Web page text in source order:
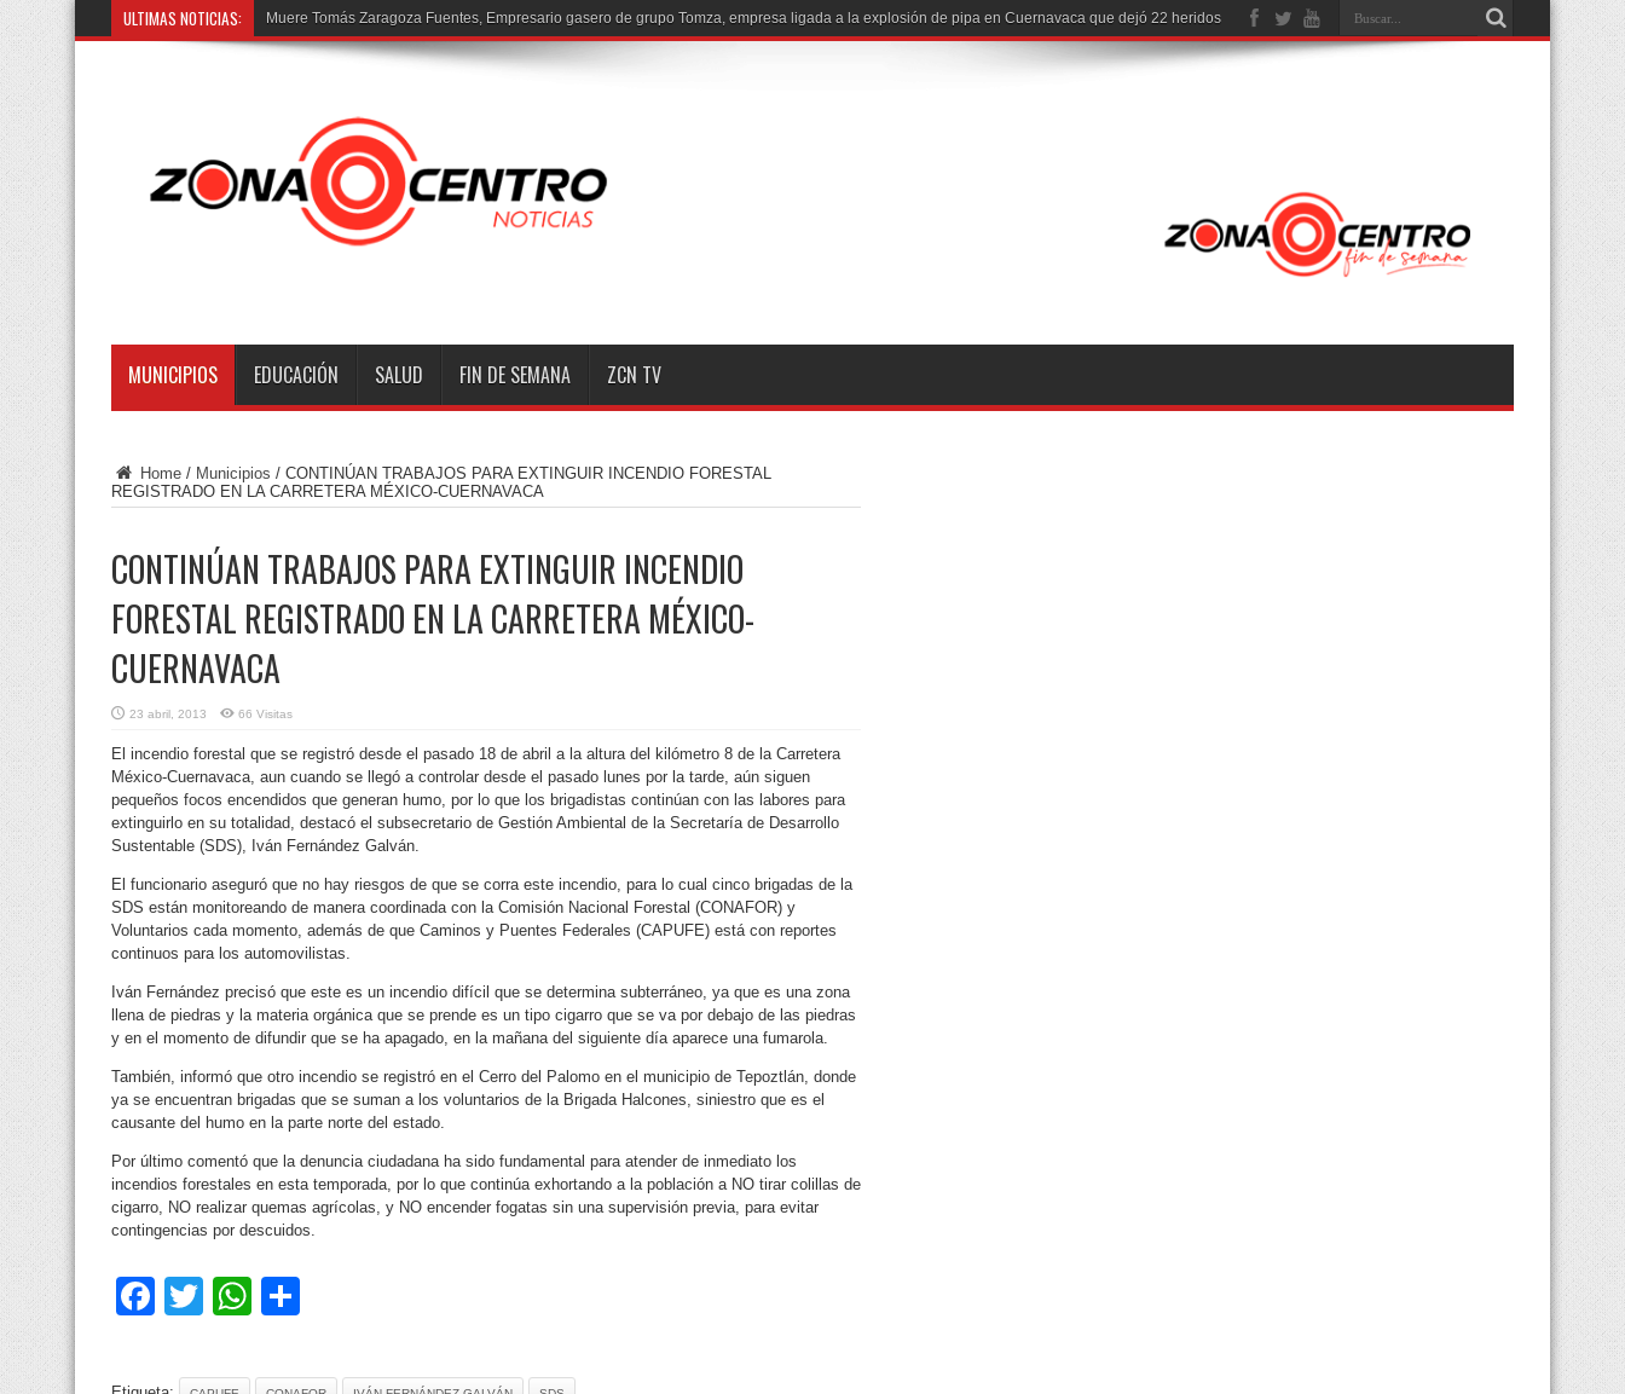
ULTIMAS NOTICIAS: Muere Tomás Zaragoza Fuentes, Empresario gasero de grupo Tomza, empresa ligada a la explosión de pipa en Cuernavaca que dejó 22 heridos
MUNICIPIOS EDUCACIÓN SALUD FIN DE SEMANA ZCN TV
Home / Municipios / CONTINÚAN TRABAJOS PARA EXTINGUIR INCENDIO FORESTAL
REGISTRADO EN LA CARRETERA MÉXICO-CUERNAVACA
CONTINÚAN TRABAJOS PARA EXTINGUIR INCENDIO
FORESTAL REGISTRADO EN LA CARRETERA MÉXICO-
CUERNAVACA
23 abril, 2013 66 Visitas
El incendio forestal que se registró desde el pasado 18 de abril a la altura del kilómetro 8 de la Carretera
México-Cuernavaca, aun cuando se llegó a controlar desde el pasado lunes por la tarde, aún siguen
pequeños focos encendidos que generan humo, por lo que los brigadistas continúan con las labores para
extinguirlo en su totalidad, destacó el subsecretario de Gestión Ambiental de la Secretaría de Desarrollo
Sustentable (SDS), Iván Fernández Galván.
El funcionario aseguró que no hay riesgos de que se corra este incendio, para lo cual cinco brigadas de la
SDS están monitoreando de manera coordinada con la Comisión Nacional Forestal (CONAFOR) y
Voluntarios cada momento, además de que Caminos y Puentes Federales (CAPUFE) está con reportes
continuos para los automovilistas.
Iván Fernández precisó que este es un incendio difícil que se determina subterráneo, ya que es una zona
llena de piedras y la materia orgánica que se prende es un tipo cigarro que se va por debajo de las piedras
y en el momento de difundir que se ha apagado, en la mañana del siguiente día aparece una fumarola.
También, informó que otro incendio se registró en el Cerro del Palomo en el municipio de Tepoztlán, donde
ya se encuentran brigadas que se suman a los voluntarios de la Brigada Halcones, siniestro que es el
causante del humo en la parte norte del estado.
Por último comentó que la denuncia ciudadana ha sido fundamental para atender de inmediato los
incendios forestales en esta temporada, por lo que continúa exhortando a la población a NO tirar colillas de
cigarro, NO realizar quemas agrícolas, y NO encender fogatas sin una supervisión previa, para evitar
contingencias por descuidos.
Facebook
TwitterWhatsApp